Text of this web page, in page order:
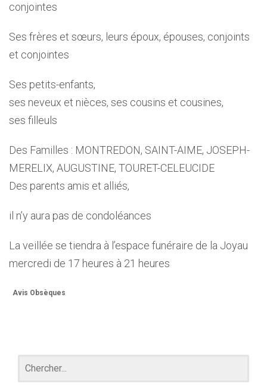
conjointes
Ses frères et sœurs, leurs époux, épouses, conjoints
et conjointes
Ses petits-enfants,
ses neveux et nièces, ses cousins et cousines,
ses filleuls
Des Familles : MONTREDON, SAINT-AIME, JOSEPH-
MERELIX, AUGUSTINE, TOURET-CELEUCIDE
Des parents amis et alliés,
il n’y aura pas de condoléances
La veillée se tiendra à l’espace funéraire de la Joyau
mercredi de 17 heures à 21 heures
Avis Obsèques